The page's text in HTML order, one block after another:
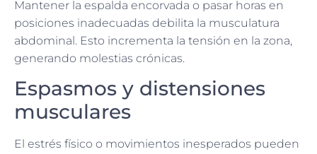
Mantener la espalda encorvada o pasar horas en
posiciones inadecuadas debilita la musculatura
abdominal. Esto incrementa la tensión en la zona,
generando molestias crónicas.
Espasmos y distensiones
musculares
El estrés físico o movimientos inesperados pueden